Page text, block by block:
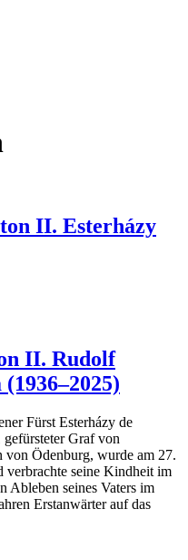
de Galantha
II. Esterházy
II. Rudolf
Fürst Esterházy de
Graf von
von Ödenburg, wurde am 27.
verbrachte seine Kindheit im
Ableben seines Vaters im
Erstanwärter auf das